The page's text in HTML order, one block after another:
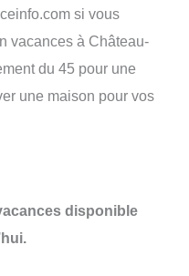
si vous
vacances à Château-
du 45 pour une
une maison pour vos
disponible